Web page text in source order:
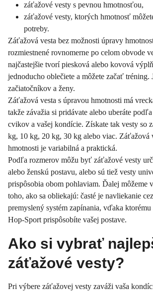
záťažové vesty s pevnou hmotnosťou,
záťažové vesty, ktorých hmotnosť
potreby.
Záťažová vesta bez možnosti úpravy
rozmiestnené rovnomerne po celom obvode
najčastejšie tvorí piesková alebo kovová
jednoducho oblečiete a môžete začať tréning.
začiatočníkov a ženy.
Záťažová vesta s úpravou hmotnosti má
takže závažia si pridávate alebo uberáte
cvikov a vašej kondície. Získate tak vesty so
kg, 10 kg, 20 kg, 30 kg alebo viac. Záťažová
hmotnosti je variabilná a praktická.
Podľa rozmerov môžu byť záťažové vesty
alebo ženskú postavu, alebo sú tiež vesty
prispôsobia obom pohlaviam. Ďalej môžeme
toho, ako sa obliekajú: časté je navliekanie
premyslený systém zapínania, vďaka
Hop-Sport prispôsobíte vašej postave.
Ako si vybrať
záťažové vesty?
Pri výbere záťažovej vesty zaváži vaša